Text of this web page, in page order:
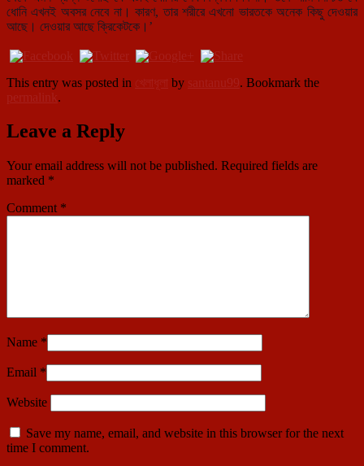
ধোনি এখনই অবসর নেবে না। কারণ, তার শরীরে এখনো ভারতকে অনেক কিছু দেওয়ার
আছে। দেওয়ার আছে ক্রিকেটকে।’
This entry was posted in খেলাধূলা by santanu99. Bookmark the
permalink.
Leave a Reply
Your email address will not be published. Required fields are
marked *
Comment *
Name *
Email *
Website
Save my name, email, and website in this browser for the next
time I comment.